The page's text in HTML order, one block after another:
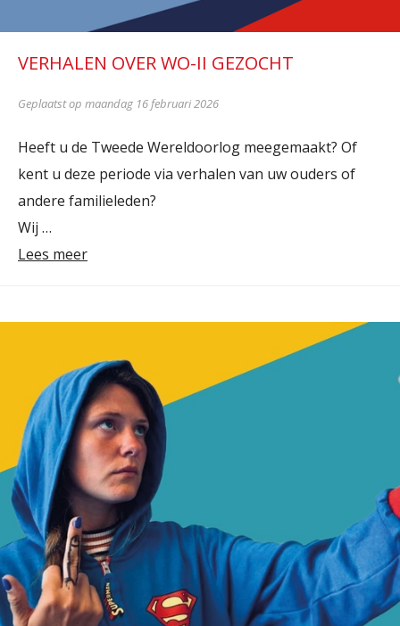
VERHALEN OVER WO-II GEZOCHT
Geplaatst op maandag 16 februari 2026
Heeft u de Tweede Wereldoorlog meegemaakt? Of
kent u deze periode via verhalen van uw ouders of
andere familieleden?
Wij …
Lees meer